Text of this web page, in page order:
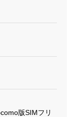
版SIMフリ